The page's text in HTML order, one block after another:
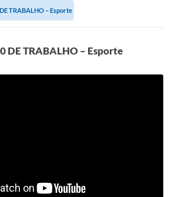
TRABALHO – Esporte
DE TRABALHO – Esporte